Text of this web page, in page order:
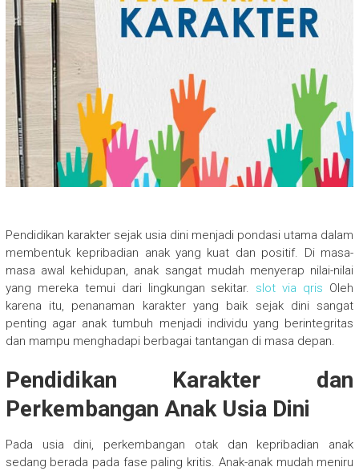
Pendidikan karakter sejak usia dini menjadi pondasi utama dalam
membentuk kepribadian anak yang kuat dan positif. Di masa-
masa awal kehidupan, anak sangat mudah menyerap nilai-nilai
yang mereka temui dari lingkungan sekitar. slot via qris Oleh
karena itu, penanaman karakter yang baik sejak dini sangat
penting agar anak tumbuh menjadi individu yang berintegritas
dan mampu menghadapi berbagai tantangan di masa depan.
Pendidikan Karakter dan
Perkembangan Anak Usia Dini
Pada usia dini, perkembangan otak dan kepribadian anak
sedang berada pada fase paling kritis. Anak-anak mudah meniru